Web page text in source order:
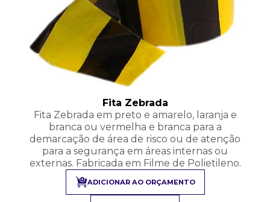
Fita Zebrada
Fita Zebrada em preto e amarelo, laranja e
branca ou vermelha e branca para a
demarcação de área de risco ou de atenção
para a segurança em áreas internas ou
externas. Fabricada em Filme de Polietileno.
ADICIONAR AO ORÇAMENTO